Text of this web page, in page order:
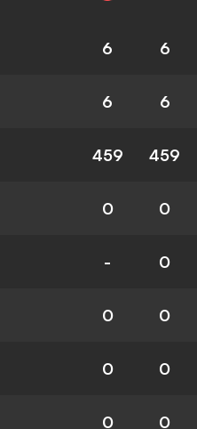
6 6
6 6
459 459
0 0
- 0
0 0
0 0
0 0